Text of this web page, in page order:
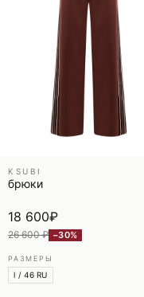
KSUBI
брюки
18 600₽
26 600 ₽ −30%
РАЗМЕРЫ
l / 46 RU